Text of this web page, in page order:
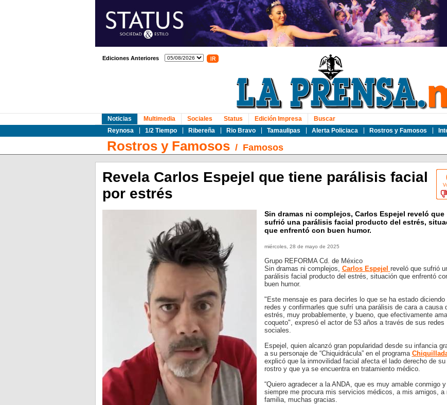
Ediciones Anteriores
Noticias
Reynosa
1/2 Tiempo Ribereña Rio Bravo Tamaulipas Alerta Policiaca Rostros y Famosos
Multimedia Sociales Status Edición Impresa Buscar
Rostros y Famosos/ Famosos
Revela Carlos Espejel que tiene parálisis facial
por estrés
Sin dramas ni complejos, Carlos Espejel reveló que
sufrió una parálisis facial producto del estrés,
que enfrentó con buen humor.
miércoles, 28 de mayo de 2025
Grupo REFORMA Cd. de México
Sin dramas ni complejos, Carlos Espejel reveló que sufrió
parálisis facial producto del estrés, situación que enfrentó
buen humor.
"Este mensaje es para decirles lo que se ha estado diciendo
redes y confirmarles que sufrí una parálisis de cara a causa
estrés, muy probablemente, y bueno, que efectivamente
coqueto", expresó el actor de 53 años a través de sus redes
sociales.
Espejel, quien alcanzó gran popularidad desde su infancia
a su personaje de “Chiquidrácula” en el programa
explicó que la inmovilidad facial afecta el lado derecho de su
rostro y que ya se encuentra en tratamiento médico.
“Quiero agradecer a la ANDA, que es muy amable conmigo y
siempre me procura mis servicios médicos, a mis amigos, a
familia, muchas gracias.